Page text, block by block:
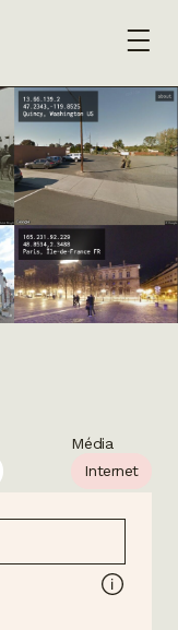
Média
Internet